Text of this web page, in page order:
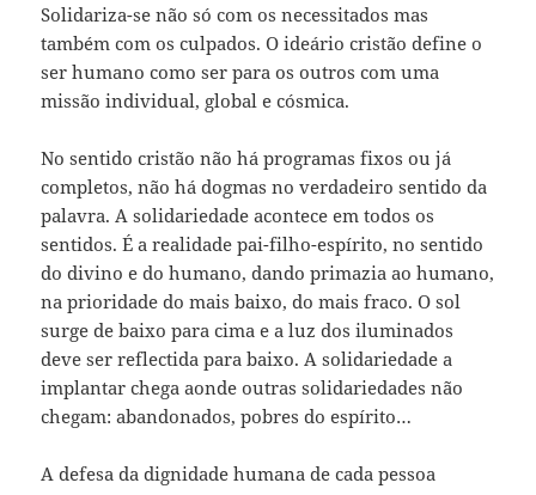
Solidariza-se não só com os necessitados mas
também com os culpados. O ideário cristão define o
ser humano como ser para os outros com uma
missão individual, global e cósmica.
No sentido cristão não há programas fixos ou já
completos, não há dogmas no verdadeiro sentido da
palavra. A solidariedade acontece em todos os
sentidos. É a realidade pai-filho-espírito, no sentido
do divino e do humano, dando primazia ao humano,
na prioridade do mais baixo, do mais fraco. O sol
surge de baixo para cima e a luz dos iluminados
deve ser reflectida para baixo. A solidariedade a
implantar chega aonde outras solidariedades não
chegam: abandonados, pobres do espírito…
A defesa da dignidade humana de cada pessoa